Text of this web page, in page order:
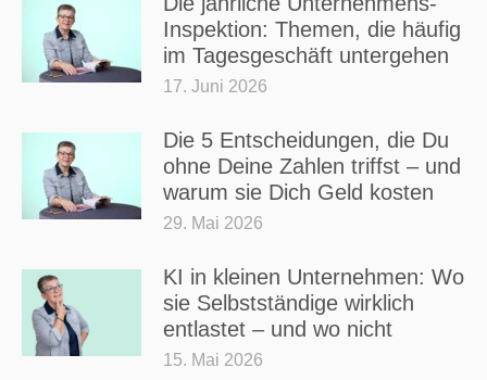
Inspektion: Themen, die häufig
im Tagesgeschäft untergehen
17. Juni 2026
Die 5 Entscheidungen, die Du
ohne Deine Zahlen triffst – und
warum sie Dich Geld kosten
29. Mai 2026
KI in kleinen Unternehmen: Wo
sie Selbstständige wirklich
entlastet – und wo nicht
15. Mai 2026